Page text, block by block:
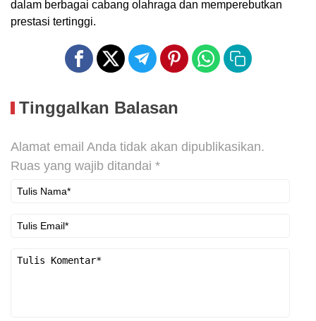
dalam berbagai cabang olahraga dan memperebutkan
prestasi tertinggi.
Tinggalkan Balasan
Alamat email Anda tidak akan dipublikasikan.
Ruas yang wajib ditandai *